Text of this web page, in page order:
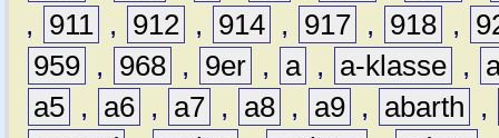
,
911 , 912 , 914 , 917 , 918 ,
959 , 968 , 9er , a , a-klasse ,
a5 , a6 , a7 , a8 , a9 , abarth
,